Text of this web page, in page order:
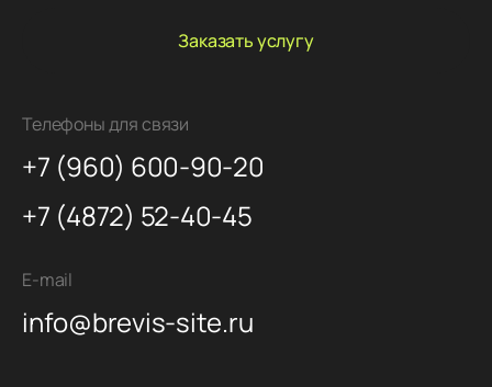
E-mail
info@brevis-site.ru
Телефоны для связи
+7 (960) 600-90-20
+7 (4872) 52-40-45
Заказать услугу